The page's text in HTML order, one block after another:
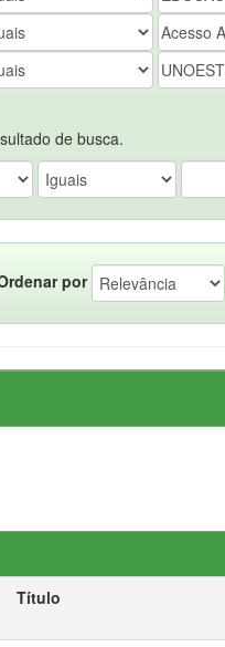
de busca.
por
Título